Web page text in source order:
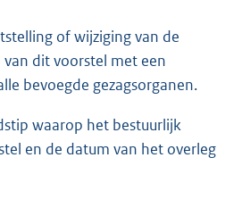
of wijziging van de
dit voorstel met een
bevoegde gezagsorganen.
waarop het bestuurlijk
en de datum van het overleg